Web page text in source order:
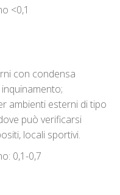
<0,1
con condensa
ambienti esterni di tipo
può verificarsi
locali sportivi.
0,1-0,7